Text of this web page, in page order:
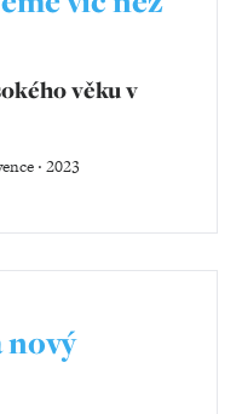
věku v
‧ 2023
nový